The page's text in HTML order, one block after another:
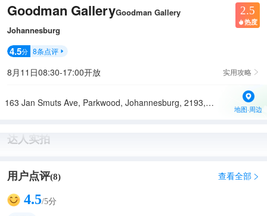
Goodman GalleryGoodman Gallery
Johannesburg
2.5
 热度
4.5分 8条点评 
8月11日08:30-17:00开放 实用攻略 
163 Jan Smuts Ave, Parkwood, Johannesburg, 2193, South Africa
地图·周边
达人实拍
用户点评(8) 查看全部 
4.5/5分